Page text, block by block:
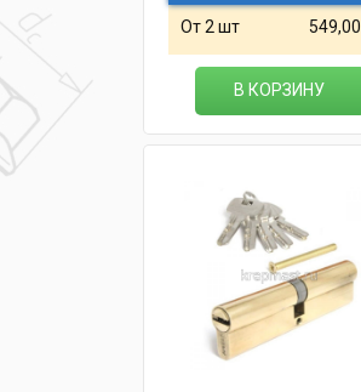
От 2 шт 549,00
В КОРЗИНУ